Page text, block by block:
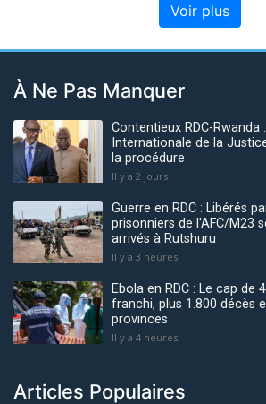
Voir plus
À Ne Pas Manquer
Contentieux RDC-Rwanda
Internationale de la
la procédure
Il y a 2 jours
Guerre en RDC : Libérés
prisonniers de l'AFC/M23
arrivés à Rutshuru
Il y a 3 heures
Ebola en RDC : Le cap de
franchi, plus 1.800 décès
provinces
Il y a 4 heures
Articles Populaires